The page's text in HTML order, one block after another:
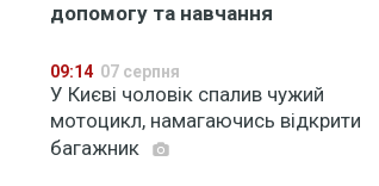
допомогу та навчання
09:14 07 серпня
У Києві чоловік спалив чужий
мотоцикл, намагаючись відкрити
багажник